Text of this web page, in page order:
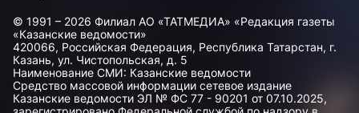
© 1991 – 2026 Филиал АО «ТАТМЕДИА» «Редакция газеты
«Казанские ведомости»
420066, Российская Федерация, Республика Татарстан, г.
Казань, ул. Чистопольская, д. 5
Наименование СМИ: Казанские ведомости
Средство массовой информации сетевое издание
Казанские ведомости ЭЛ № ФС 77 - 90201 от 07.10.2025,